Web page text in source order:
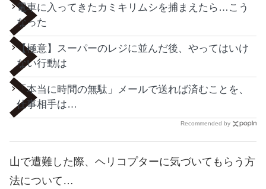
電車に入ってきたカミキリムシを捕まえたら…こう
なった
【極意】スーパーのレジに並んだ後、やってはいけ
ない行動は
「本当に時間の無駄」メールで送れば済むことを、
仕事相手は…
Recommended by
山で遭難した際、ヘリコプターに気づいてもらう方
法について…